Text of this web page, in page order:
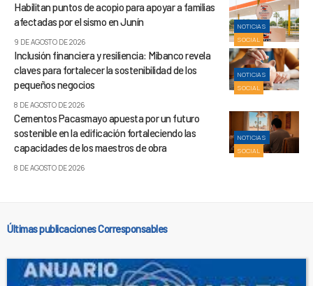
NOTICIAS
SOCIAL
Habilitan puntos de acopio para apoyar a familias
afectadas por el sismo en Junín
9 DE AGOSTO DE 2026
NOTICIAS
SOCIAL
Inclusión financiera y resiliencia: Mibanco revela
claves para fortalecer la sostenibilidad de los
pequeños negocios
8 DE AGOSTO DE 2026
NOTICIAS
SOCIAL
Cementos Pacasmayo apuesta por un futuro
sostenible en la edificación fortaleciendo las
capacidades de los maestros de obra
8 DE AGOSTO DE 2026
Últimas publicaciones Corresponsables